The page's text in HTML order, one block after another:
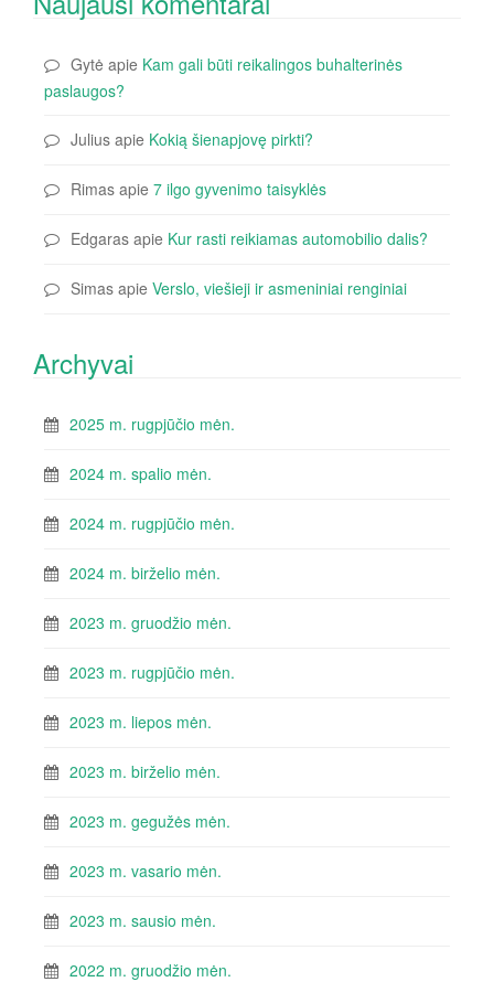
Gytė apie Kam gali būti reikalingos buhalterinės
paslaugos?
Julius apie Kokią šienapjovę pirkti?
Rimas apie 7 ilgo gyvenimo taisyklės
Edgaras apie Kur rasti reikiamas automobilio dalis?
Simas apie Verslo, viešieji ir asmeniniai renginiai
Archyvai
2025 m. rugpjūčio mėn.
2024 m. spalio mėn.
2024 m. rugpjūčio mėn.
2024 m. birželio mėn.
2023 m. gruodžio mėn.
2023 m. rugpjūčio mėn.
2023 m. liepos mėn.
2023 m. birželio mėn.
2023 m. gegužės mėn.
2023 m. vasario mėn.
2023 m. sausio mėn.
2022 m. gruodžio mėn.